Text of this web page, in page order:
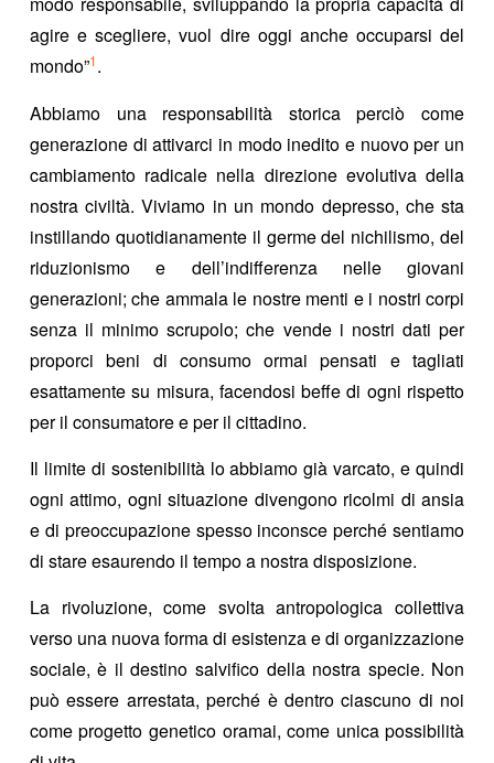
agire e scegliere, vuol dire oggi anche occuparsi del
mondo”1.
Abbiamo una responsabilità storica perciò come
generazione di attivarci in modo inedito e nuovo per un
cambiamento radicale nella direzione evolutiva della
nostra civiltà. Viviamo in un mondo depresso, che sta
instillando quotidianamente il germe del nichilismo, del
riduzionismo e dell’indifferenza nelle giovani
generazioni; che ammala le nostre menti e i nostri corpi
senza il minimo scrupolo; che vende i nostri dati per
proporci beni di consumo ormai pensati e tagliati
esattamente su misura, facendosi beffe di ogni rispetto
per il consumatore e per il cittadino.
Il limite di sostenibilità lo abbiamo già varcato, e quindi
ogni attimo, ogni situazione divengono ricolmi di ansia
e di preoccupazione spesso inconsce perché sentiamo
di stare esaurendo il tempo a nostra disposizione.
La rivoluzione, come svolta antropologica collettiva
verso una nuova forma di esistenza e di organizzazione
sociale, è il destino salvifico della nostra specie. Non
può essere arrestata, perché è dentro ciascuno di noi
come progetto genetico oramai, come unica possibilità